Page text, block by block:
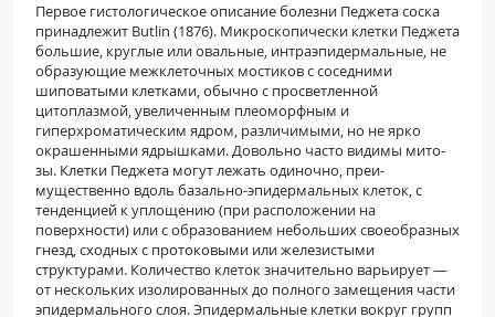
Первое гистологическое описание болезни Педжета соска
принадлежит Butlin (1876). Микро­скопически клетки Педжета
большие, круглые или овальные, интраэпидермальные, не
образующие межклеточных мостиков с соседними
шиповатыми клетками, обычно с просветленной
цитоплазмой, увеличенным плеоморфным и
гиперхроматиче­ским ядром, различимыми, но не ярко
окрашен­ными ядрышками. Довольно часто видимы мито­
зы. Клетки Педжета могут лежать одиночно, преи­
мущественно вдоль базально-эпидермальных кле­ток, с
тенденцией к уплощению (при расположе­нии на
поверхности) или с образованием неболь­ших своеобразных
гнезд, сходных с протоковыми или железистыми
структурами. Количество клеток значительно варьирует —
от нескольких изолиро­ванных до полного замещения части
эпидермального слоя. Эпидермальные клетки вокруг групп